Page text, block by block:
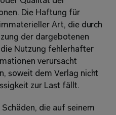
Die Haftung für
Art, die durch
der dargebotenen
Nutzung fehlerhafter
verursacht
soweit dem Verlag nicht
zur Last fällt.
die auf seinem